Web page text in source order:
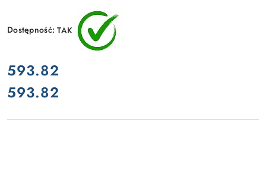
Dostępność:TAK
cena:
593.82
Cena:
593.82